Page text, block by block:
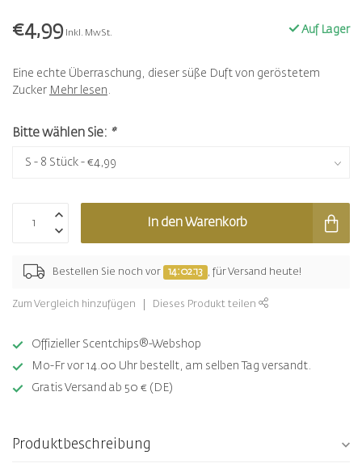
€4,99 Inkl. MwSt. Auf Lager
Eine echte Überraschung, dieser süße Duft von geröstetem
Zucker Mehr lesen .
Bitte wählen Sie: *
In den Warenkorb
Bestellen Sie noch vor 14:02:13 , für Versand heute!
Zum Vergleich hinzufügen Dieses Produkt teilen
Offizieller Scentchips®-Webshop
Mo-Fr vor 14.00 Uhr bestellt, am selben Tag versandt.
Gratis Versand ab 50 € (DE)
Produktbeschreibung